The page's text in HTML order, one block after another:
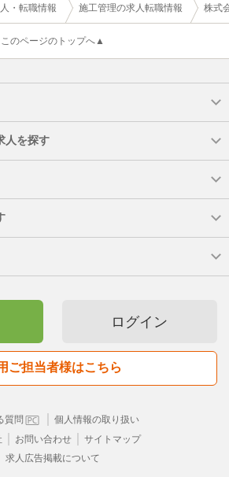
・転職情報 施工管理の求人転職情報 株式
このページのトップへ▲
人を探す
ログイン
ご担当者様はこちら
質問
個人情報の取り扱い
お問い合わせ
サイトマップ
求人広告掲載について